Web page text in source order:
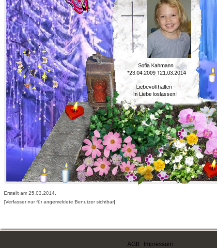
Sofia Kahmann
Liebevoll halten -
In Liebe loslassen!
*23.04.2009 †21.03.2014
Erstellt am 25.03.2014,
[Verfasser nur für angemeldete Benutzer sichtbar]
AGB Impressum